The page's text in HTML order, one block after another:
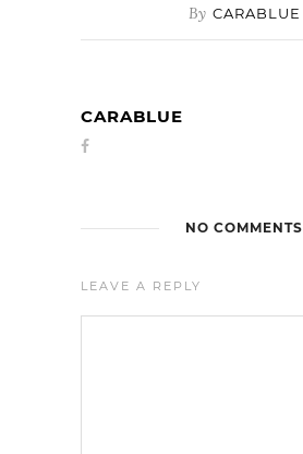
By CARABLUE
CARABLUE
NO COMMENTS
LEAVE A REPLY